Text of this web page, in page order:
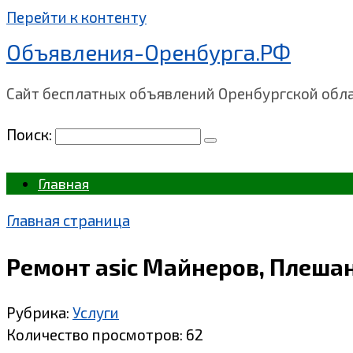
Перейти к контенту
Объявления-Оренбурга.РФ
Сайт бесплатных объявлений Оренбургской
Поиск:
Главная
Главная страница
Ремонт asic Майнеров,
Рубрика: Услуги
Количество просмотров: 62